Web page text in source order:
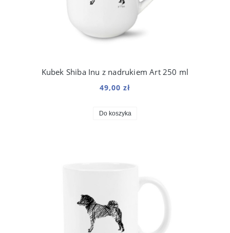
Kubek Shiba Inu z nadrukiem Art 250 ml
49,00 zł
Do koszyka